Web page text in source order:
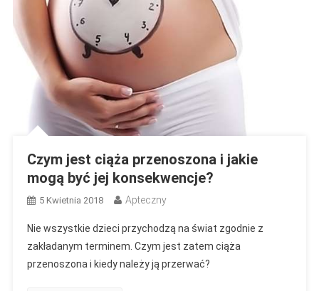
Czym jest ciąża przenoszona i jakie
mogą być jej konsekwencje?
5 Kwietnia 2018 Apteczny
Nie wszystkie dzieci przychodzą na świat zgodnie z
zakładanym terminem. Czym jest zatem ciąża
przenoszona i kiedy należy ją przerwać?